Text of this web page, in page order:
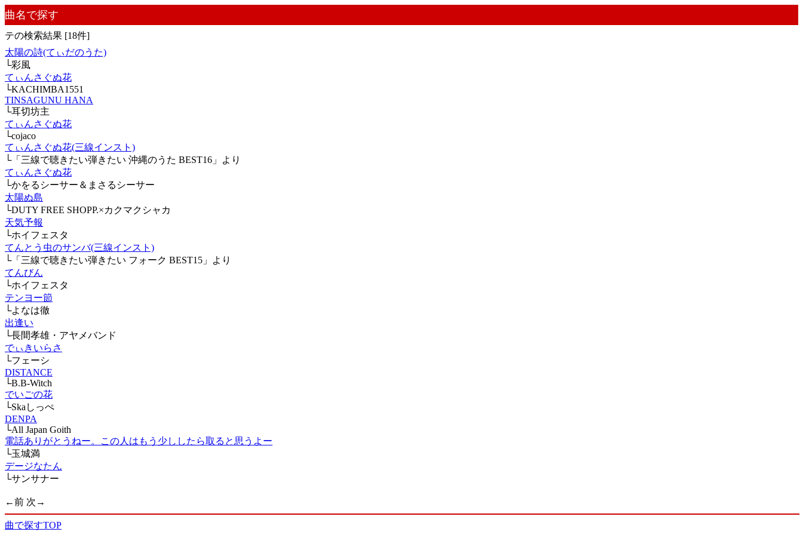
曲名で探す
テの検索結果 [18件]
太陽の詩(てぃだのうた)
└彩風
てぃんさぐぬ花
└KACHIMBA1551
TINSAGUNU HANA
└耳切坊主
てぃんさぐぬ花
└cojaco
てぃんさぐぬ花(三線インスト)
└「三線で聴きたい弾きたい 沖縄のうた BEST16」より
てぃんさぐぬ花
└かをるシーサー＆まさるシーサー
太陽ぬ島
└DUTY FREE SHOPP.×カクマクシャカ
天気予報
└ホイフェスタ
てんとう虫のサンバ(三線インスト)
└「三線で聴きたい弾きたい フォーク BEST15」より
てんびん
└ホイフェスタ
テンヨー節
└よなは徹
出逢い
└長間孝雄・アヤメバンド
でぃきいらさ
└フェーシ
DISTANCE
└B.B-Witch
でいごの花
└Skaしっぺ
DENPA
└All Japan Goith
電話ありがとうねー。この人はもう少ししたら取ると思うよー
└玉城満
デージなたん
└サンサナー
←前 次→
曲で探すTOP